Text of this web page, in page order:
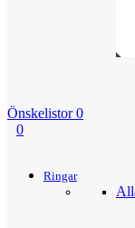
Önskelistor 0
0
Ringar